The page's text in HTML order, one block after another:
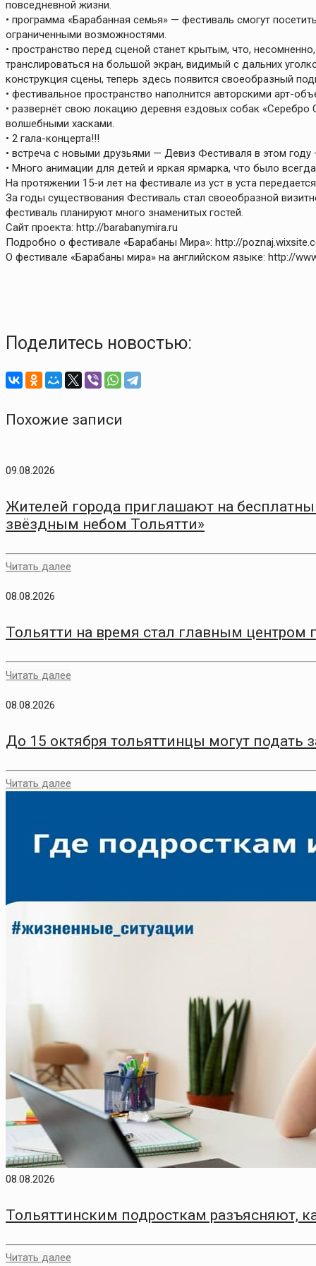
повседневной жизни.
• программа «Барабанная семья» — фестиваль смогут
ограниченными возможностями.
• пространство перед сценой станет крытым, что,
транслироваться на большой экран, видимый с дальних
конструкция сцены, теперь здесь появится своеобразный
• фестивальное пространство наполнится авторскими арт-
• развернёт свою локацию деревня ездовых собак
волшебными хасками.
• 2 гала-концерта!!!
• встреча с новыми друзьями — Девиз Фестиваля в этом
• Много анимации для детей и яркая ярмарка, что было
На протяжении 15-и лет на фестивале из уст в уста
За годы существования Фестиваль стал своеобразной
фестиваль планируют много знаменитых гостей.
Сайт проекта: http://barabanymira.ru
Подробно о фестивале «Барабаны Мира»: http://
О фестивале «Барабаны мира» на английском языке: http://
Поделитесь новостью:
Похожие записи
09.08.2026
Жителей города приглашают на
звёздным небом Тольятти»
Читать далее
08.08.2026
Тольятти на время стал главным центром
Читать далее
08.08.2026
До 15 октября тольяттинцы могут подать
Читать далее
08.08.2026
Тольяттинским подросткам разъясняют,
Читать далее